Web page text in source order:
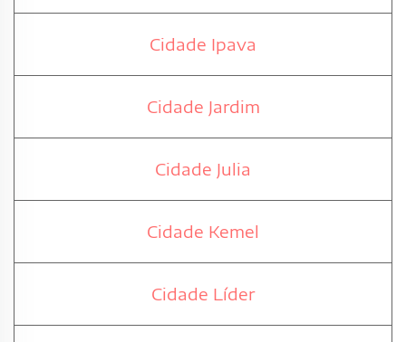
Cidade Ipava
Cidade Jardim
Cidade Julia
Cidade Kemel
Cidade Líder